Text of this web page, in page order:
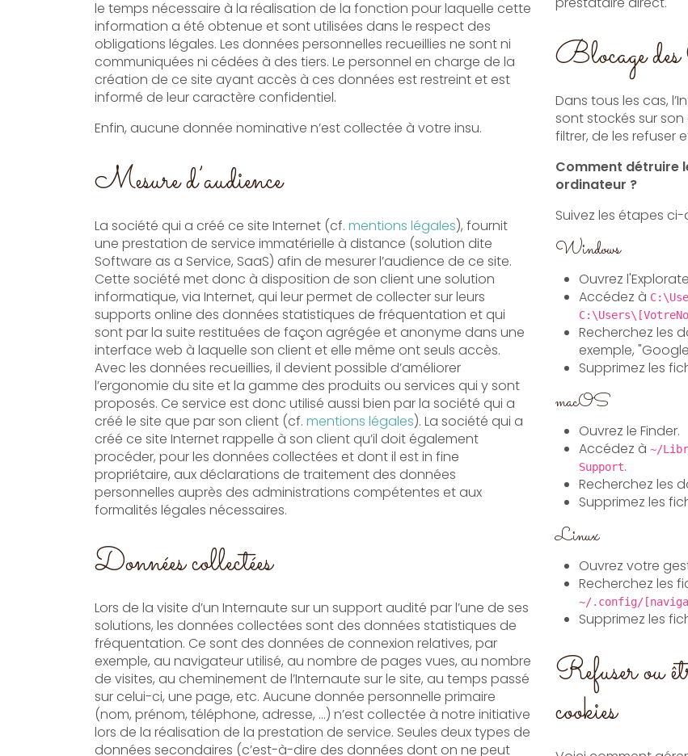
le temps nécessaire à la réalisation de la fonction pour laquelle cette
information a été obtenue et sont utilisées dans le respect des
obligations légales. Les données personnelles recueillies ne sont ni
communiquées ni cédées à des tiers. Le personnel en charge de la
création de ce site ayant accès à ces données est restreint et est
informé de leur caractère confidentiel.
Enfin, aucune donnée nominative n’est collectée à votre insu.
Mesure d’audience
La société qui a créé ce site Internet (cf. mentions légales), fournit
une prestation de service immatérielle à distance (solution dite
Software as a Service, SaaS) afin de mesurer l’audience de ce site.
Cette société met donc à disposition de son client une solution
informatique, via Internet, qui leur permet de collecter sur leurs
supports online des données statistiques de fréquentation et qui
sont par la suite restituées de façon agrégée et anonyme dans une
interface web à laquelle son client et elle même ont seuls accès.
Avec les données recueillies, il devient possible d’améliorer
l’ergonomie du site et la gamme des produits ou services qui y sont
proposés. Ce service est donc utilisé aussi bien par la société qui a
créé le site que par son client (cf. mentions légales). La société qui a
créé ce site Internet rappelle à son client qu’il doit également
procéder, pour les données collectées et dont il est in fine
propriétaire, aux déclarations de traitement des données
personnelles auprès des administrations compétentes et aux
formalités légales nécessaires.
Données collectées
Lors de la visite d’un Internaute sur un support audité par l’une de ses
solutions, les données collectées sont des données statistiques de
fréquentation. Ce sont des données de connexion relatives, par
exemple, au navigateur utilisé, au nombre de pages vues, au nombre
de visites, au cheminement de l’Internaute sur le site, au temps passé
sur celui-ci, une page, etc. Aucune donnée personnelle primaire
(nom, prénom, téléphone, adresse, …) n’est collectée à notre initiative
lors de la réalisation de la prestation de service. Seules deux types de
données secondaires (c’est-à-dire des données dont on ne peut
Blocage
Dans tous les cas,
sont stockés sur
filtrer, de les refuser
Comment détruire
ordinateur ?
Suivez les étapes
Windows
Ouvrez
Accédez à
Recherchez les
exemple,
Supprimez les
macOS
Ouvrez le Finder.
Accédez à ~/
Support.
Recherchez les
Supprimez les
Linux
Ouvrez votre
Recherchez les
~/.config/
Supprimez les
Refuser ou
cookies